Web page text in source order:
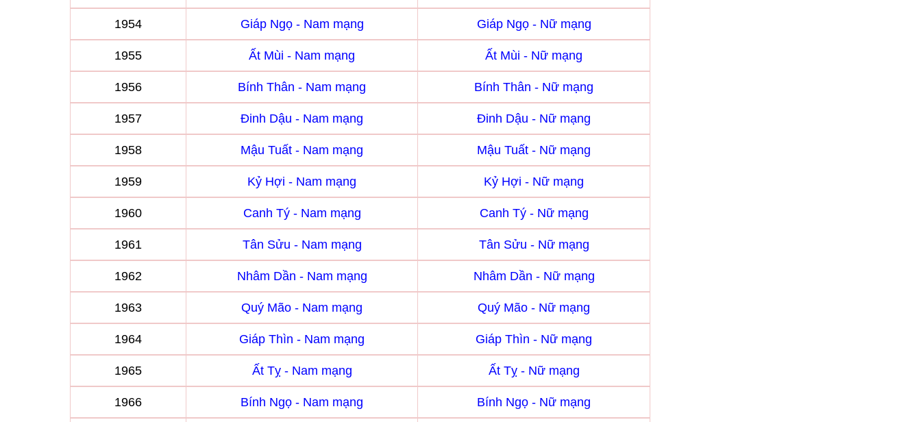
1954 Giáp Ngọ - Nam mạng Giáp Ngọ - Nữ mạng
1955 Ất Mùi - Nam mạng Ất Mùi - Nữ mạng
1956 Bính Thân - Nam mạng Bính Thân - Nữ mạng
1957 Đinh Dậu - Nam mạng Đinh Dậu - Nữ mạng
1958 Mậu Tuất - Nam mạng Mậu Tuất - Nữ mạng
1959 Kỷ Hợi - Nam mạng Kỷ Hợi - Nữ mạng
1960 Canh Tý - Nam mạng Canh Tý - Nữ mạng
1961 Tân Sửu - Nam mạng Tân Sửu - Nữ mạng
1962 Nhâm Dần - Nam mạng Nhâm Dần - Nữ mạng
1963 Quý Mão - Nam mạng Quý Mão - Nữ mạng
1964 Giáp Thìn - Nam mạng Giáp Thìn - Nữ mạng
1965 Ất Tỵ - Nam mạng Ất Tỵ - Nữ mạng
1966 Bính Ngọ - Nam mạng Bính Ngọ - Nữ mạng